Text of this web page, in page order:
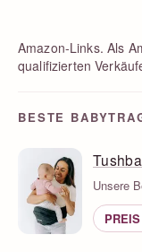
Amazon-Links. Als
qualifizierten
BESTE
Unsere